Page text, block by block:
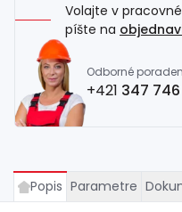
Volajte v
píšte na
Odborné
+421 347
Popis Parametre